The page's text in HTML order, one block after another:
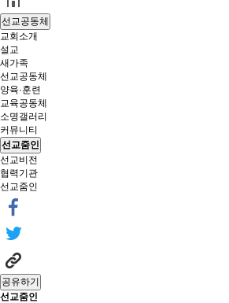
선교공동체
교회소개
설교
새가족
선교공동체
양육·훈련
교육공동체
소명갤러리
커뮤니티
선교줌인
선교비전
협력기관
선교줌인
공유하기
선교줌인